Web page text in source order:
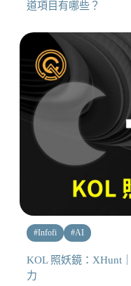
道項目有哪些？
#Infofi #AI
KOL 照妖鏡：XHunt
力